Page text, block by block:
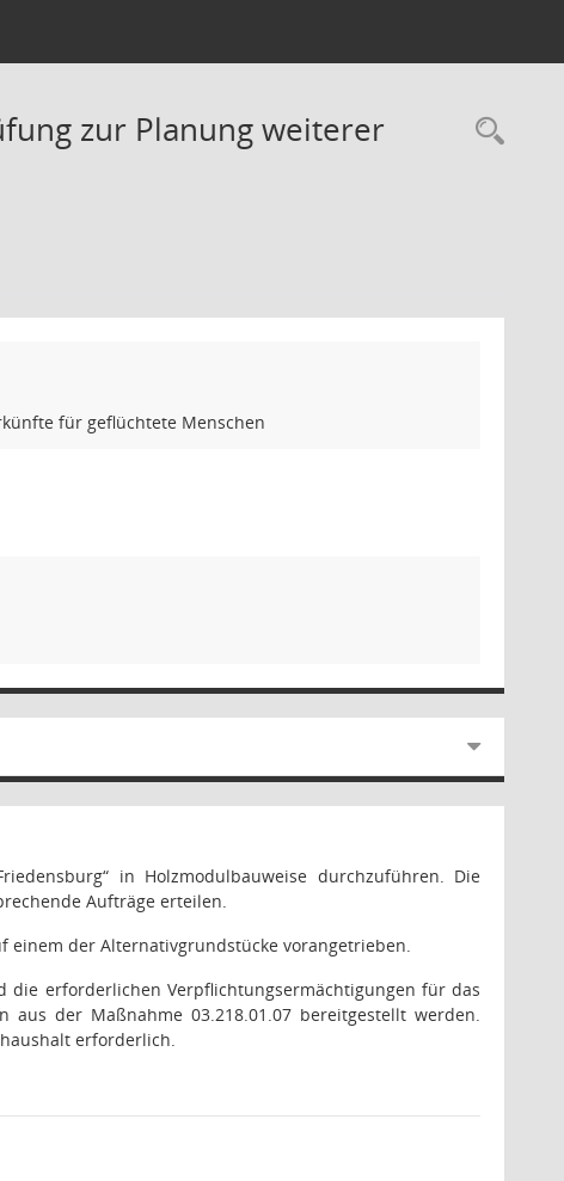
zur Planung weiterer
für geflüchtete Menschen
in Holzmodulbauweise durchzuführen. Die
Aufträge erteilen.
einem der Alternativgrundstücke vorangetrieben.
erforderlichen Verpflichtungsermächtigungen für das
der Maßnahme 03.218.01.07 bereitgestellt werden.
erforderlich.